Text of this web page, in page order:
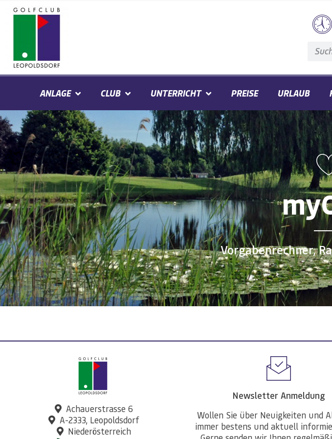
ANLAGE CLUB UNTERRICHT PREISE URLAUB
Vorgabenrechner,
Achauerstrasse 6
A-2333, Leopoldsdorf
Niederösterreich
Newsletter Anmeldung
Wollen Sie über Neuigkeiten und
immer bestens und aktuell